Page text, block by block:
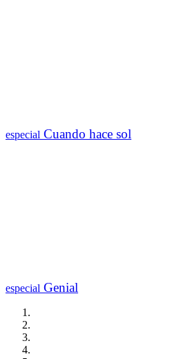
especial Cuando hace sol
especial Genial